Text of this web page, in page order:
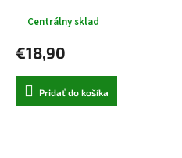
Centrálny sklad
€18,90
Pridať do košíka